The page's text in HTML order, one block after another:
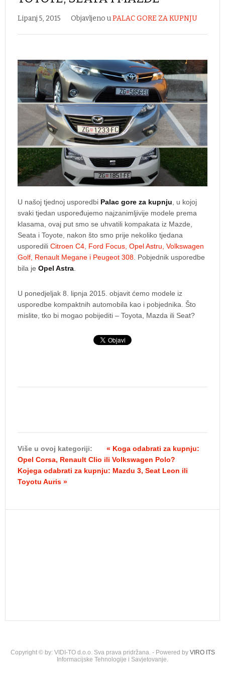
Lipanj 5, 2015 Objavljeno uPALAC GORE ZA KUPNJU
U našoj tjednoj usporedbi Palac gore za kupnju , u kojoj
svaki tjedan uspoređujemo najzanimljivije modele prema
klasama, ovaj put smo se uhvatili kompakata iz Mazde,
Seata i Toyote, nakon što smo prije nekoliko tjedana
usporedili Citroen C4, Ford Focus, Opel Astru, Volkswagen
Golf, Renault Megane i Peugeot 308 . Pobjednik usporedbe
bila je Opel Astra
U ponedjeljak 8. lipnja 2015. objavit ćemo modele iz
usporedbe kompaktnih automobila kao i pobjednika. Što
mislite, tko bi mogao pobijediti – Toyota, Mazda ili Seat?
Više u ovoj kategoriji:
« Koga odabrati za kupnju:
Opel Corsa, Renault Clio ili Volkswagen Polo?
Kojega odabrati za kupnju: Mazdu 3, Seat Leon ili
Toyotu Auris »
Copyright © by: VIDI-TO d.o.o. Sva prava pridržana. - Powered by VIRO ITS
Informacijske Tehnologije i Savjetovanje.